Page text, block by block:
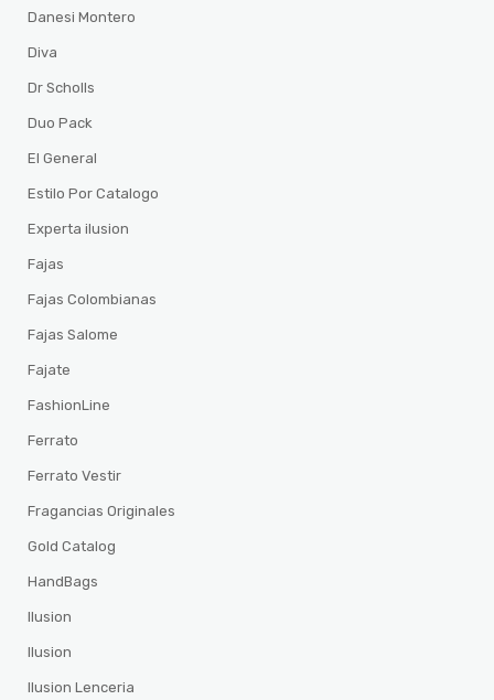
Danesi Montero
Diva
Dr Scholls
Duo Pack
El General
Estilo Por Catalogo
Experta ilusion
Fajas
Fajas Colombianas
Fajas Salome
Fajate
FashionLine
Ferrato
Ferrato Vestir
Fragancias Originales
Gold Catalog
HandBags
Ilusion
Ilusion
Ilusion Lenceria